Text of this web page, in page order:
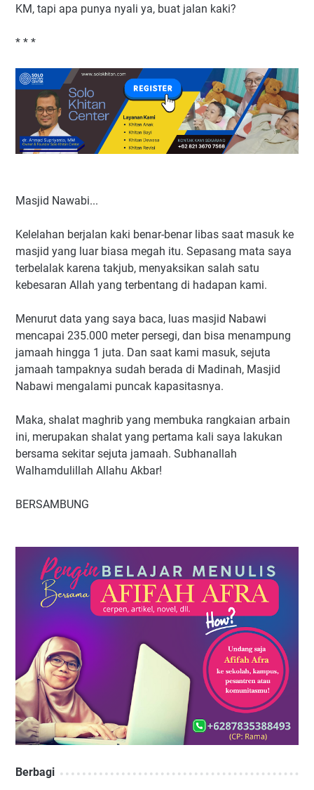
KM, tapi apa punya nyali ya, buat jalan kaki?
* * *
Masjid Nawabi...
Kelelahan berjalan kaki benar-benar libas saat masuk ke
masjid yang luar biasa megah itu. Sepasang mata saya
terbelalak karena takjub, menyaksikan salah satu
kebesaran Allah yang terbentang di hadapan kami.
Menurut data yang saya baca, luas masjid Nabawi
mencapai 235.000 meter persegi, dan bisa menampung
jamaah hingga 1 juta. Dan saat kami masuk, sejuta
jamaah tampaknya sudah berada di Madinah, Masjid
Nabawi mengalami puncak kapasitasnya.
Maka, shalat maghrib yang membuka rangkaian arbain
ini, merupakan shalat yang pertama kali saya lakukan
bersama sekitar sejuta jamaah. Subhanallah
Walhamdulillah Allahu Akbar!
BERSAMBUNG
Berbagi